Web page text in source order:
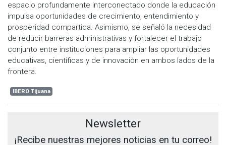
espacio profundamente interconectado donde la educación
impulsa oportunidades de crecimiento, entendimiento y
prosperidad compartida. Asimismo, se señaló la necesidad
de reducir barreras administrativas y fortalecer el trabajo
conjunto entre instituciones para ampliar las oportunidades
educativas, científicas y de innovación en ambos lados de la
frontera.
IBERO Tijuana
Newsletter
¡Recibe nuestras mejores noticias en tu correo!